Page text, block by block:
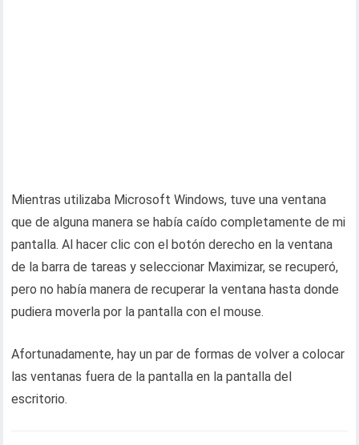
Mientras utilizaba Microsoft Windows, tuve una ventana
que de alguna manera se había caído completamente de mi
pantalla. Al hacer clic con el botón derecho en la ventana
de la barra de tareas y seleccionar Maximizar, se recuperó,
pero no había manera de recuperar la ventana hasta donde
pudiera moverla por la pantalla con el mouse.
Afortunadamente, hay un par de formas de volver a colocar
las ventanas fuera de la pantalla en la pantalla del
escritorio.